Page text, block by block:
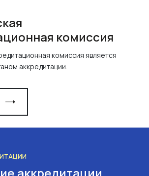
комиссия
комиссия является
аккредитации.
аккредитации